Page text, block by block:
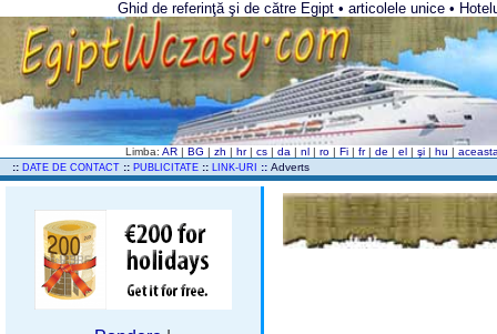
Ghid de referinţă şi de către Egipt • articolele unice •
Limba: AR | BG | zh | hr | cs | da | nl | ro | Fi | fr | de | el | şi | hu |
:: DATE DE CONTACT :: PUBLICITATE :: LINK-URI :: Adverts